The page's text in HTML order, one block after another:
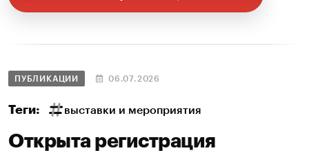
ПУБЛИКАЦИИ 06.07.2026
Теги: выставки и мероприятия
Открыта регистрация